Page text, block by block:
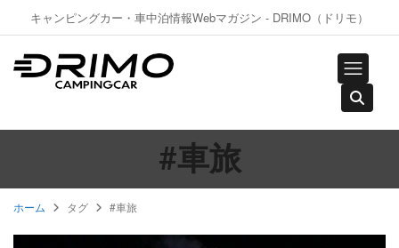
キャンピングカー・車中泊情報Webマガジン - DRIMO（ドリモ）
#車旅
ホーム タグ #車旅